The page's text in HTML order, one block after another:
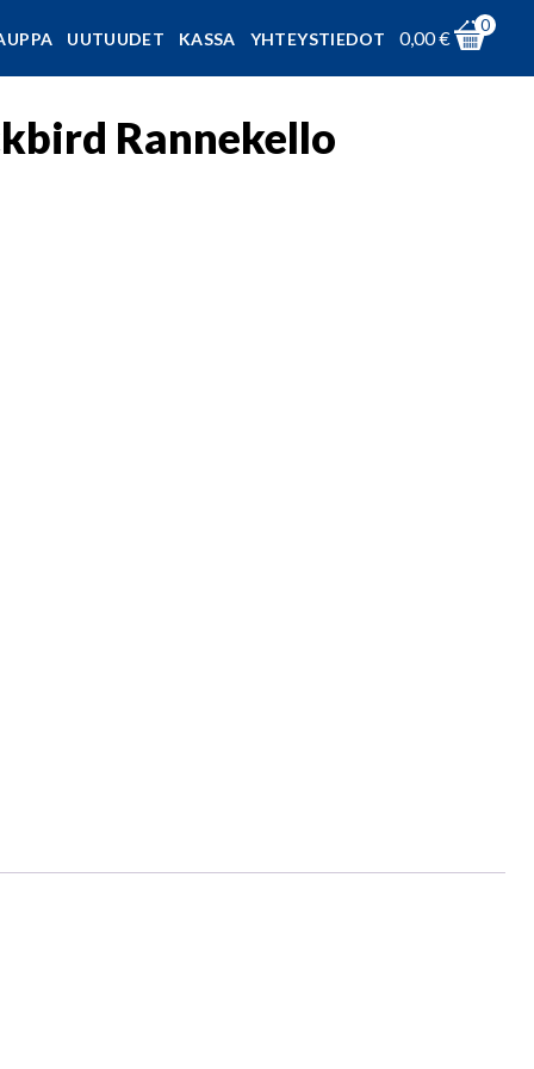
UUTUUDET KASSA YHTEYSTIEDOT 0,00€
0
Rannekello